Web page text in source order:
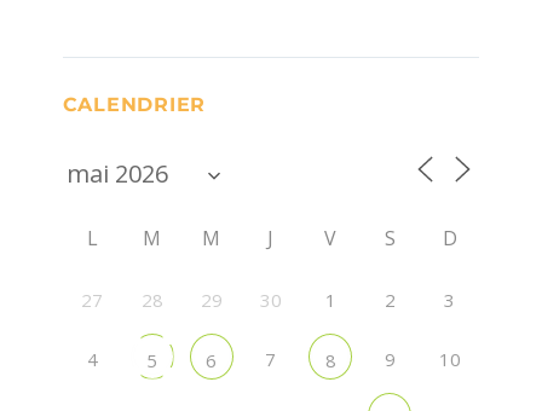
CALENDRIER
L M M J V S D
27 28 29 30 1 2 3
4 5 6 7 8 9 10